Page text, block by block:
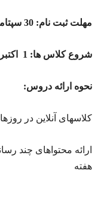
مهلت ثبت نام: 30 سپتامبر 2022
شروع کلاس ها: 1 اکتبر2022
نحوه ارائه دروس:
کلاسهای آنلاین در
ارائه محتواهای چند
هفته